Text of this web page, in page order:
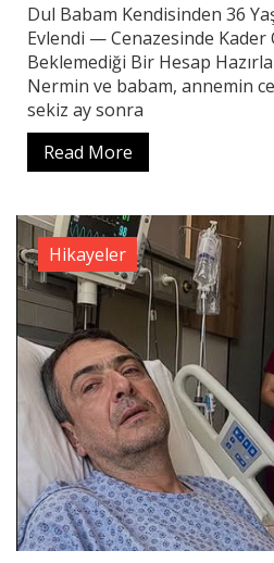
Dul Babam Kendisinden 36
Evlendi — Cenazesinde Kader
Beklemediği Bir Hesap
Nermin ve babam, annemin
sekiz ay sonra
Read More
Hikayeler